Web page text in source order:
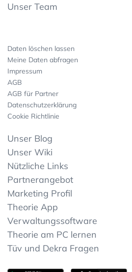
Unser Team
Daten löschen lassen
Meine Daten abfragen
Impressum
AGB
AGB für Partner
Datenschutzerklärung
Cookie Richtlinie
Unser Blog
Unser Wiki
Nützliche Links
Partnerangebot
Marketing Profil
Theorie App
Verwaltungssoftware
Theorie am PC lernen
Tüv und Dekra Fragen